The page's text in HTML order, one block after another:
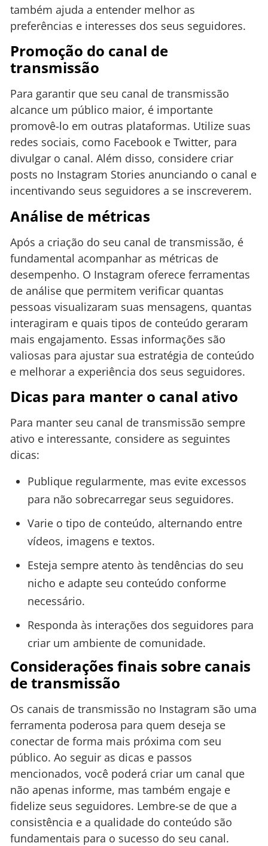
também ajuda a entender melhor as
preferências e interesses dos seus seguidores.
Promoção do canal de
transmissão
Para garantir que seu canal de transmissão
alcance um público maior, é importante
promovê-lo em outras plataformas. Utilize suas
redes sociais, como Facebook e Twitter, para
divulgar o canal. Além disso, considere criar
posts no Instagram Stories anunciando o canal e
incentivando seus seguidores a se inscreverem.
Análise de métricas
Após a criação do seu canal de transmissão, é
fundamental acompanhar as métricas de
desempenho. O Instagram oferece ferramentas
de análise que permitem verificar quantas
pessoas visualizaram suas mensagens, quantas
interagiram e quais tipos de conteúdo geraram
mais engajamento. Essas informações são
valiosas para ajustar sua estratégia de conteúdo
e melhorar a experiência dos seus seguidores.
Dicas para manter o canal ativo
Para manter seu canal de transmissão sempre
ativo e interessante, considere as seguintes
dicas:
Publique regularmente, mas evite excessos
para não sobrecarregar seus seguidores.
Varie o tipo de conteúdo, alternando entre
vídeos, imagens e textos.
Esteja sempre atento às tendências do seu
nicho e adapte seu conteúdo conforme
necessário.
Responda às interações dos seguidores para
criar um ambiente de comunidade.
Considerações finais sobre canais
de transmissão
Os canais de transmissão no Instagram são uma
ferramenta poderosa para quem deseja se
conectar de forma mais próxima com seu
público. Ao seguir as dicas e passos
mencionados, você poderá criar um canal que
não apenas informe, mas também engaje e
fidelize seus seguidores. Lembre-se de que a
consistência e a qualidade do conteúdo são
fundamentais para o sucesso do seu canal.